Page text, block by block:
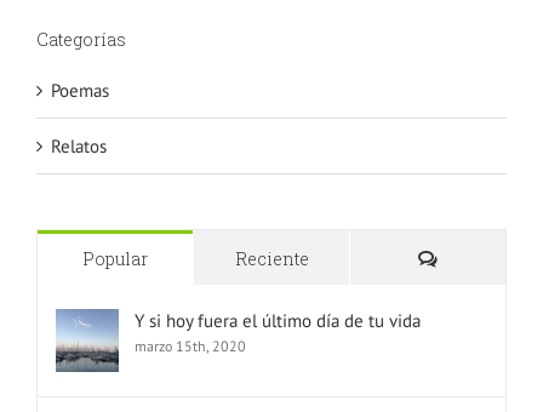
Categorías
Poemas
Relatos
Popular Reciente
Y si hoy fuera el último día de tu vida
marzo 15th, 2020